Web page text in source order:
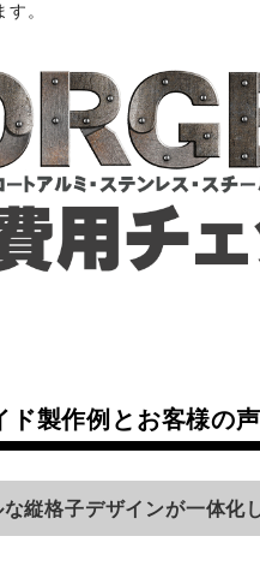
。
ド製作例とお客様の声
縦格子デザインが一体化